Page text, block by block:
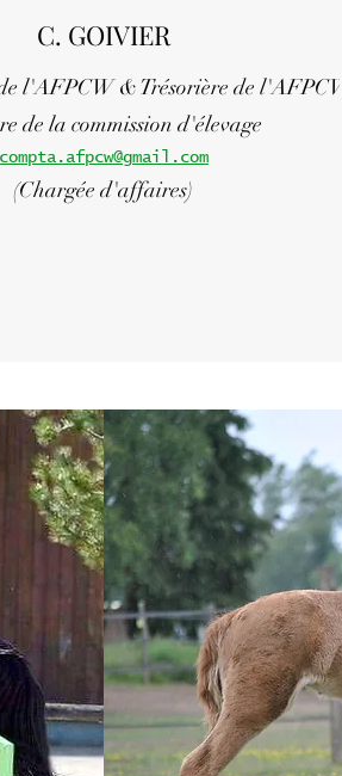
C. GOIVIER
de l'AFPCW &Trésorière de l'AFPCW
de la commission d'élevage
compta.afpcw@gmail.com
(Chargée d'affaires)